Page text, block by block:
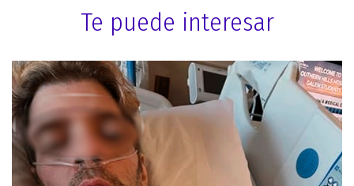
Te puede interesar